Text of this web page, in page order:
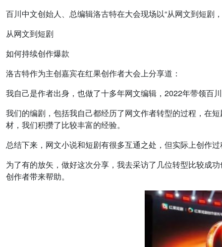
百川中文创始人、总编辑洛古特在大会现场以“从网文到短剧
从网文到短剧
如何持续创作爆款
洛古特作为主创嘉宾在红果创作者大会上分享道：
我自己是作者出身，也做了十多年网文编辑，2022年带领百
我们的编剧，包括我自己都经历了网文作者转型的过程，在
材，我们积攒了比较丰富的经验。
总结下来，网文小说和短剧有很多互通之处，但实际上创作
为了有的放矢，做好这次分享，我去采访了几位转型比较成
创作者带来帮助。